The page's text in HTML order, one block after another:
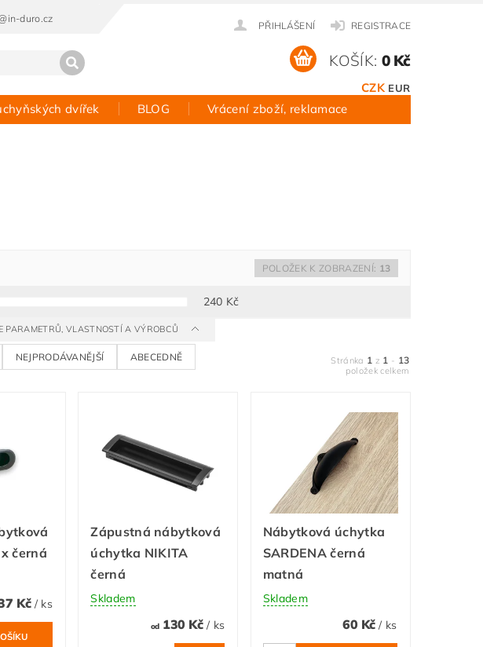
duro.cz
PŘIHLÁŠENÍ REGISTRACE
CZK EUR
KOŠÍK: 0 Kč
dvířek BLOG Vrácení zboží, reklamace
240 Kč
POLOŽEK K ZOBRAZENÍ: 13
PARAMETRŮ, VLASTNOSTÍ A VÝROBCŮ
NEJPRODÁVANĚJŠÍ ABECEDNĚ Stránka 1 z 1 - 13
položek celkem
černá
Kč / ks
Zápustná nábytková
úchytka NIKITA
černá
Skladem
od130 Kč / ks
Nábytková úchytka
SARDENA černá
matná
Skladem
60 Kč/ ks